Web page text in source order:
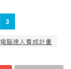
3
電腦達人養成計畫